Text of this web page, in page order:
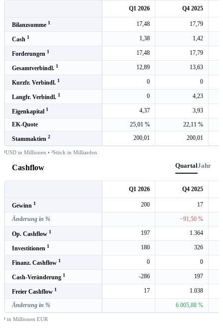
Q1 2026 Q4 2025
Bilanzsumme 1 17,48 17,79
Cash 1 1,38 1,42
Forderungen 1 17,48 17,79
Gesamtverbindl. 1 12,89 13,63
Kurzfr. Verbindl. 1 0 0
Langfr. Verbindl. 1 0 4,23
Eigenkapital 1 4,37
3,93
EK-Quote
25,01 % 22,11 %
Stammaktien 2 200,01 200,01
¹USD in Millionen • ²Stück in Milliarden
Cashflow QuartalJahr
Q1 2026 Q4 2025
Gewinn 1 200 17
Änderung in % −91,50 %
Op. Cashflow 1 197 1.364
Investitionen 1 180 326
Finanz. Cashflow 1 0 0
Cash-Veränderung 1 -286 197
Freier Cashflow 1 17 1.038
Änderung in % 6.005,88 %
¹ in Millionen EUR